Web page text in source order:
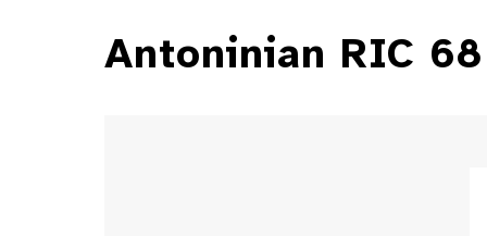
Antoninian RIC 68